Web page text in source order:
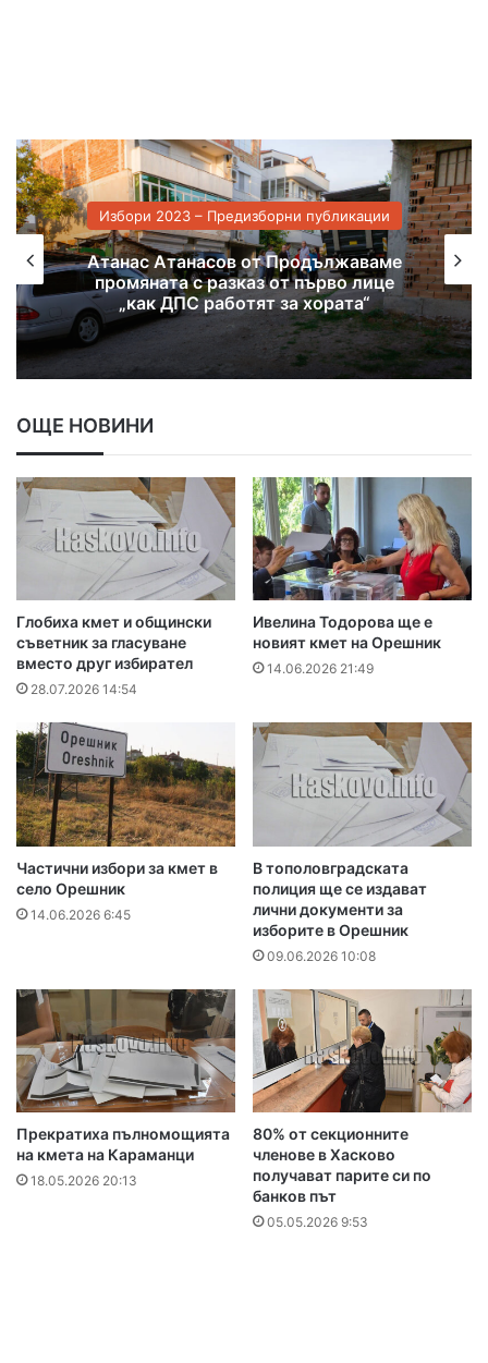
Избори 2023 – Предизборни публикации
Атанас Атанасов от Продължаваме
промяната с разказ от първо лице
„как ДПС работят за хората“
ОЩЕ НОВИНИ
Глобиха кмет и общински
съветник за гласуване
вместо друг избирател
28.07.2026 14:54
Ивелина Тодорова ще е
новият кмет на Орешник
14.06.2026 21:49
Частични избори за кмет в
село Орешник
14.06.2026 6:45
В тополовградската
полиция ще се издават
лични документи за
изборите в Орешник
09.06.2026 10:08
Прекратиха пълномощията
на кмета на Караманци
18.05.2026 20:13
80% от секционните
членове в Хасково
получават парите си по
банков път
05.05.2026 9:53